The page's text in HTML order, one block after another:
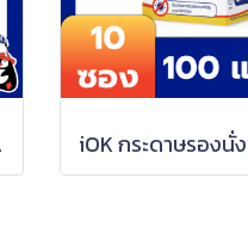
sachets